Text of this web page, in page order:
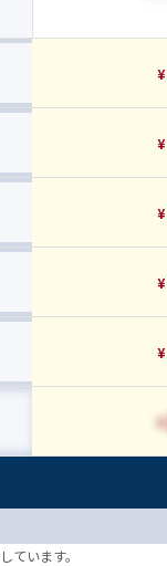
¥
¥
¥
¥
¥
¥
ています。